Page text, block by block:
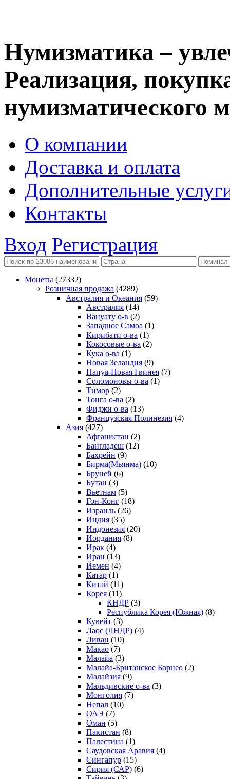
Нумизматика –
Реализация,
нумизматического
О компании
Доставка и оплата
Дополнительные
Контакты
Вход Регистрация
Монеты (27332)
Розничная продажа (4289)
Австралия и Океания (59)
Австралия (14)
Вануату о-в (2)
Западное Самоа (1)
Кирибати о-ва (1)
Кокосовые о-ва (2)
Кука о-ва (1)
Новая Зеландия (9)
Папуа-Новая Гвинея (7)
Соломоновы о-ва (1)
Тимор (2)
Тонга о-ва (2)
Фиджи о-ва (13)
Французская Полинезия (4)
Азия (427)
Афганистан (2)
Бангладеш (12)
Бахрейн (9)
Бирма(Мьянма) (10)
Бруней (6)
Бутан (3)
Вьетнам (5)
Гон-Конг (18)
Израиль (26)
Индия (35)
Индонезия (20)
Иордания (8)
Ирак (4)
Иран (13)
Йемен (4)
Катар (1)
Китай (11)
Корея (11)
КНДР (3)
Республика Корея (Южная) (8)
Кувейт (3)
Лаос (ЛНДР) (4)
Ливан (10)
Макао (7)
Малайа (3)
Малайа-Британское Борнео (2)
Малайзия (9)
Мальдивские о-ва (3)
Монголия (7)
Непал (10)
ОАЭ (7)
Оман (5)
Пакистан (8)
Палестина (1)
Саудовская Аравия (4)
Сингапур (15)
Сирия (САР) (6)